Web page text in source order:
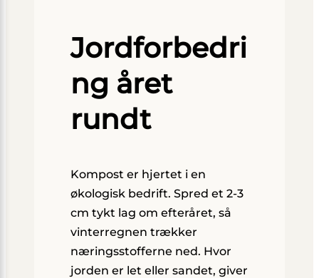
Jordforbedri
ng året
rundt
Kompost er hjertet i en
økologisk bedrift. Spred et 2-3
cm tykt lag om efteråret, så
vinterregnen trækker
næringsstofferne ned. Hvor
jorden er let eller sandet, giver